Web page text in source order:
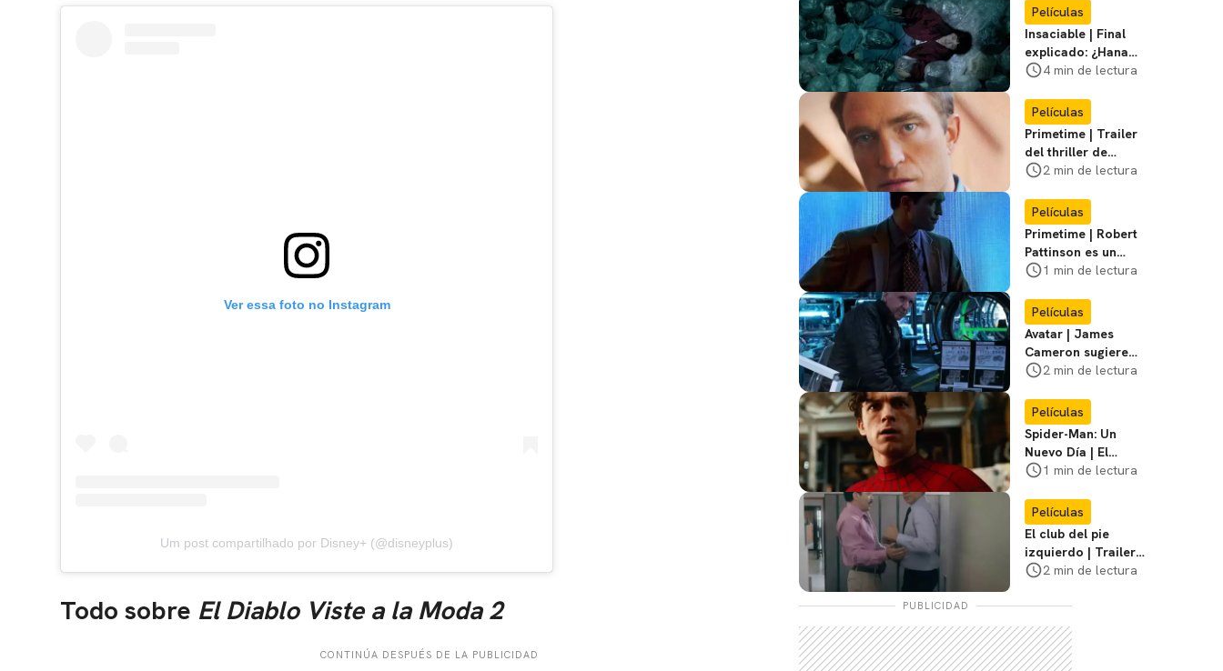
Ver essa foto no Instagram
Um post compartilhado por Disney+ (@disneyplus)
Todo sobre El Diablo Viste a la Moda 2
CONTINÚA DESPUÉS DE LA PUBLICIDAD
Películas
Insaciable | Final
explicado: ¿Hana
muere? ¿Qué era la
4 min de lectura
Películas
Primetime | Trailer
del thriller de
hechos reales
Robert Pattinson
2 min de lectura
Películas
Primetime | Robert
Pattinson es un
cazador de
primer póster del
film
1 min de lectura
Películas
Avatar | James
Cameron sugiere
que está listo para
2 min de lectura
Películas
Spider-Man: Un
Nuevo Día | El
director dice que el
Chan no participó
1 min de lectura
Películas
El club del pie
izquierdo | Trailer
del remake de
Adrián Uribe y
María León
2 min de lectura
PUBLICIDAD